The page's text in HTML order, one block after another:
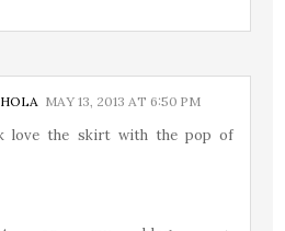
MAY 13, 2013 AT 6:50 PM
love the skirt with the pop of